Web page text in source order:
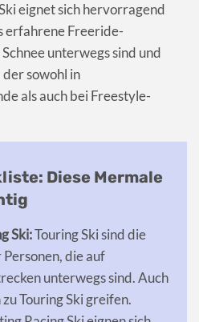
eignet sich hervorragend
erfahrene Freeride-
unterwegs sind und
der sowohl in
als auch bei Freestyle-
Diese Mermale
Ski:Touring Ski sind die
die auf
unterwegs sind. Auch
Touring Ski greifen.